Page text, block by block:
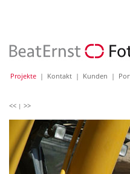
Projekte | Kontakt | Kunden |
<< | >>